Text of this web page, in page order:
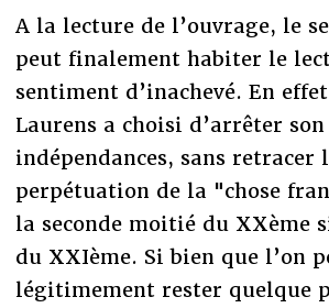
A la lecture de l’ouvrage, le
peut finalement habiter le
sentiment d’inachevé. En
Laurens a choisi d’arrêter
indépendances, sans retracer
perpétuation de la "chose
la seconde moitié du XXème
du XXIème. Si bien que l’on
légitimement rester quelque